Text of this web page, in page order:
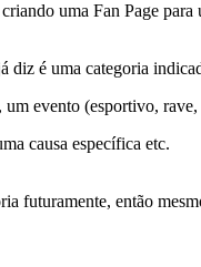
uma Fan Page
é uma categoria
evento (esportivo,
causa específica etc.
futuramente, então